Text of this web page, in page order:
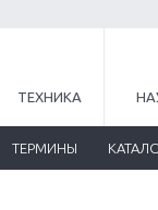
ТЕХНИКА
ТЕРМИНЫ